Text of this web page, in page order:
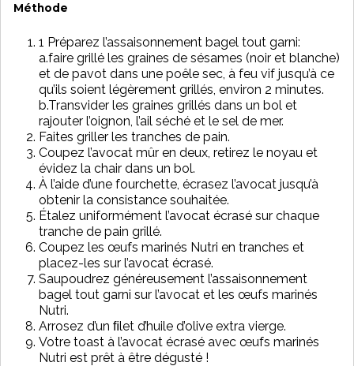
Méthode
1 Préparez l’assaisonnement bagel tout garni:
a.faire grillé les graines de sésames (noir et blanche)
et de pavot dans une poêle sec, à feu vif jusqu’à ce
qu’ils soient légèrement grillés, environ 2 minutes.
b.Transvider les graines grillés dans un bol et
rajouter l’oignon, l’ail séché et le sel de mer.
Faites griller les tranches de pain.
Coupez l’avocat mûr en deux, retirez le noyau et
évidez la chair dans un bol.
À l’aide d’une fourchette, écrasez l’avocat jusqu’à
obtenir la consistance souhaitée.
Étalez uniformément l’avocat écrasé sur chaque
tranche de pain grillé.
Coupez les œufs marinés Nutri en tranches et
placez-les sur l’avocat écrasé.
Saupoudrez généreusement l’assaisonnement
bagel tout garni sur l’avocat et les œufs marinés
Nutri.
Arrosez d’un ﬁlet d’huile d’olive extra vierge.
Votre toast à l’avocat écrasé avec œufs marinés
Nutri est prêt à être dégusté !